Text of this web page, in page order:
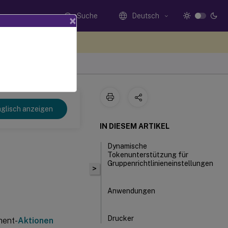
Suche Deutsch
anzeigen
Aktionen
>
IN DIESEM ARTIKEL
Dynamische
Tokenunterstützung für
Gruppenrichtlinieneinstellungen
Anwendungen
Drucker
×